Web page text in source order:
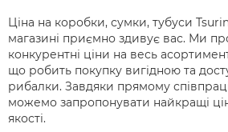
Ціна на коробки, сумки, тубуси
магазині приємно здивує вас. Ми
конкурентні ціни на весь
що робить покупку вигідною та
рибалки. Завдяки прямому
можемо запропонувати найкращі
якості.